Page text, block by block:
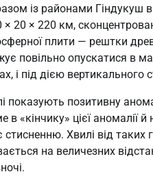
із районами Гіндукуш
× 20 × 220 км,
плити — рештки
повільно опускатися
і під дією
показують позитивну
в «кінчику» цієї
стисненню. Хвилі від
на величезних